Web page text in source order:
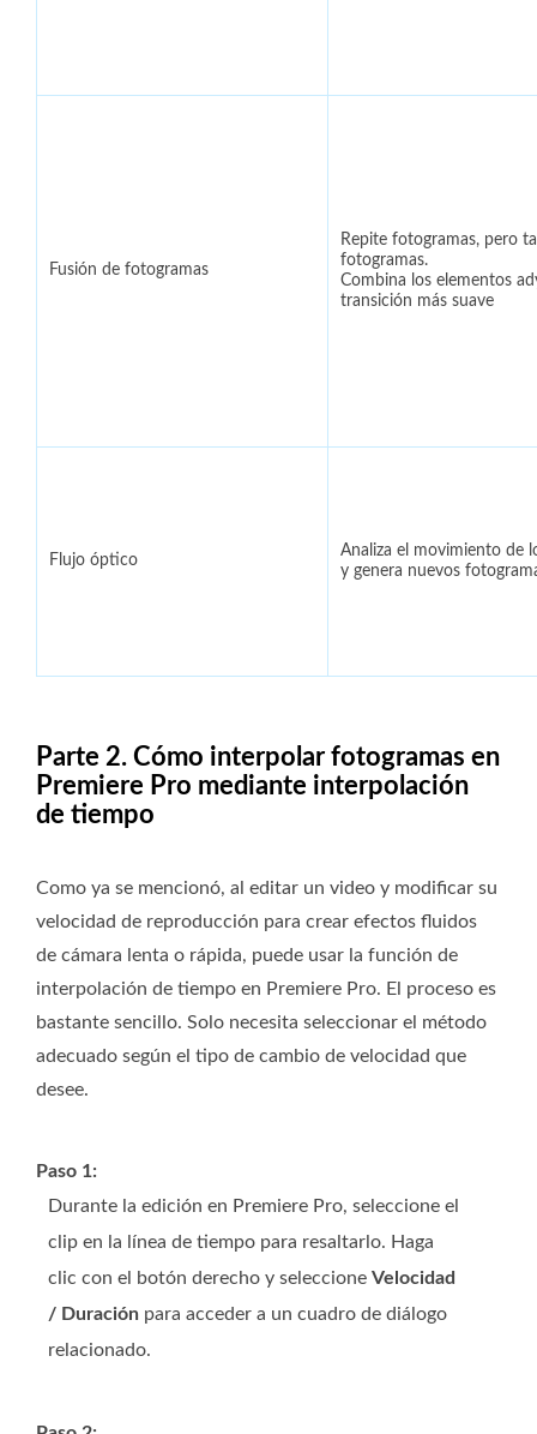
Fusión de fotogramas
Repite fotogramas, pero
fotogramas.
Combina los elementos
transición más suave
Flujo óptico
Analiza el movimiento de
y genera nuevos
Parte 2. Cómo interpolar fotogramas en
Premiere Pro mediante interpolación
de tiempo
Como ya se mencionó, al editar un video y modificar su
velocidad de reproducción para crear efectos fluidos
de cámara lenta o rápida, puede usar la función de
interpolación de tiempo en Premiere Pro. El proceso es
bastante sencillo. Solo necesita seleccionar el método
adecuado según el tipo de cambio de velocidad que
desee.
Paso 1:
Durante la edición en Premiere Pro, seleccione el
clip en la línea de tiempo para resaltarlo. Haga
clic con el botón derecho y seleccione Velocidad
/ Duración para acceder a un cuadro de diálogo
relacionado.